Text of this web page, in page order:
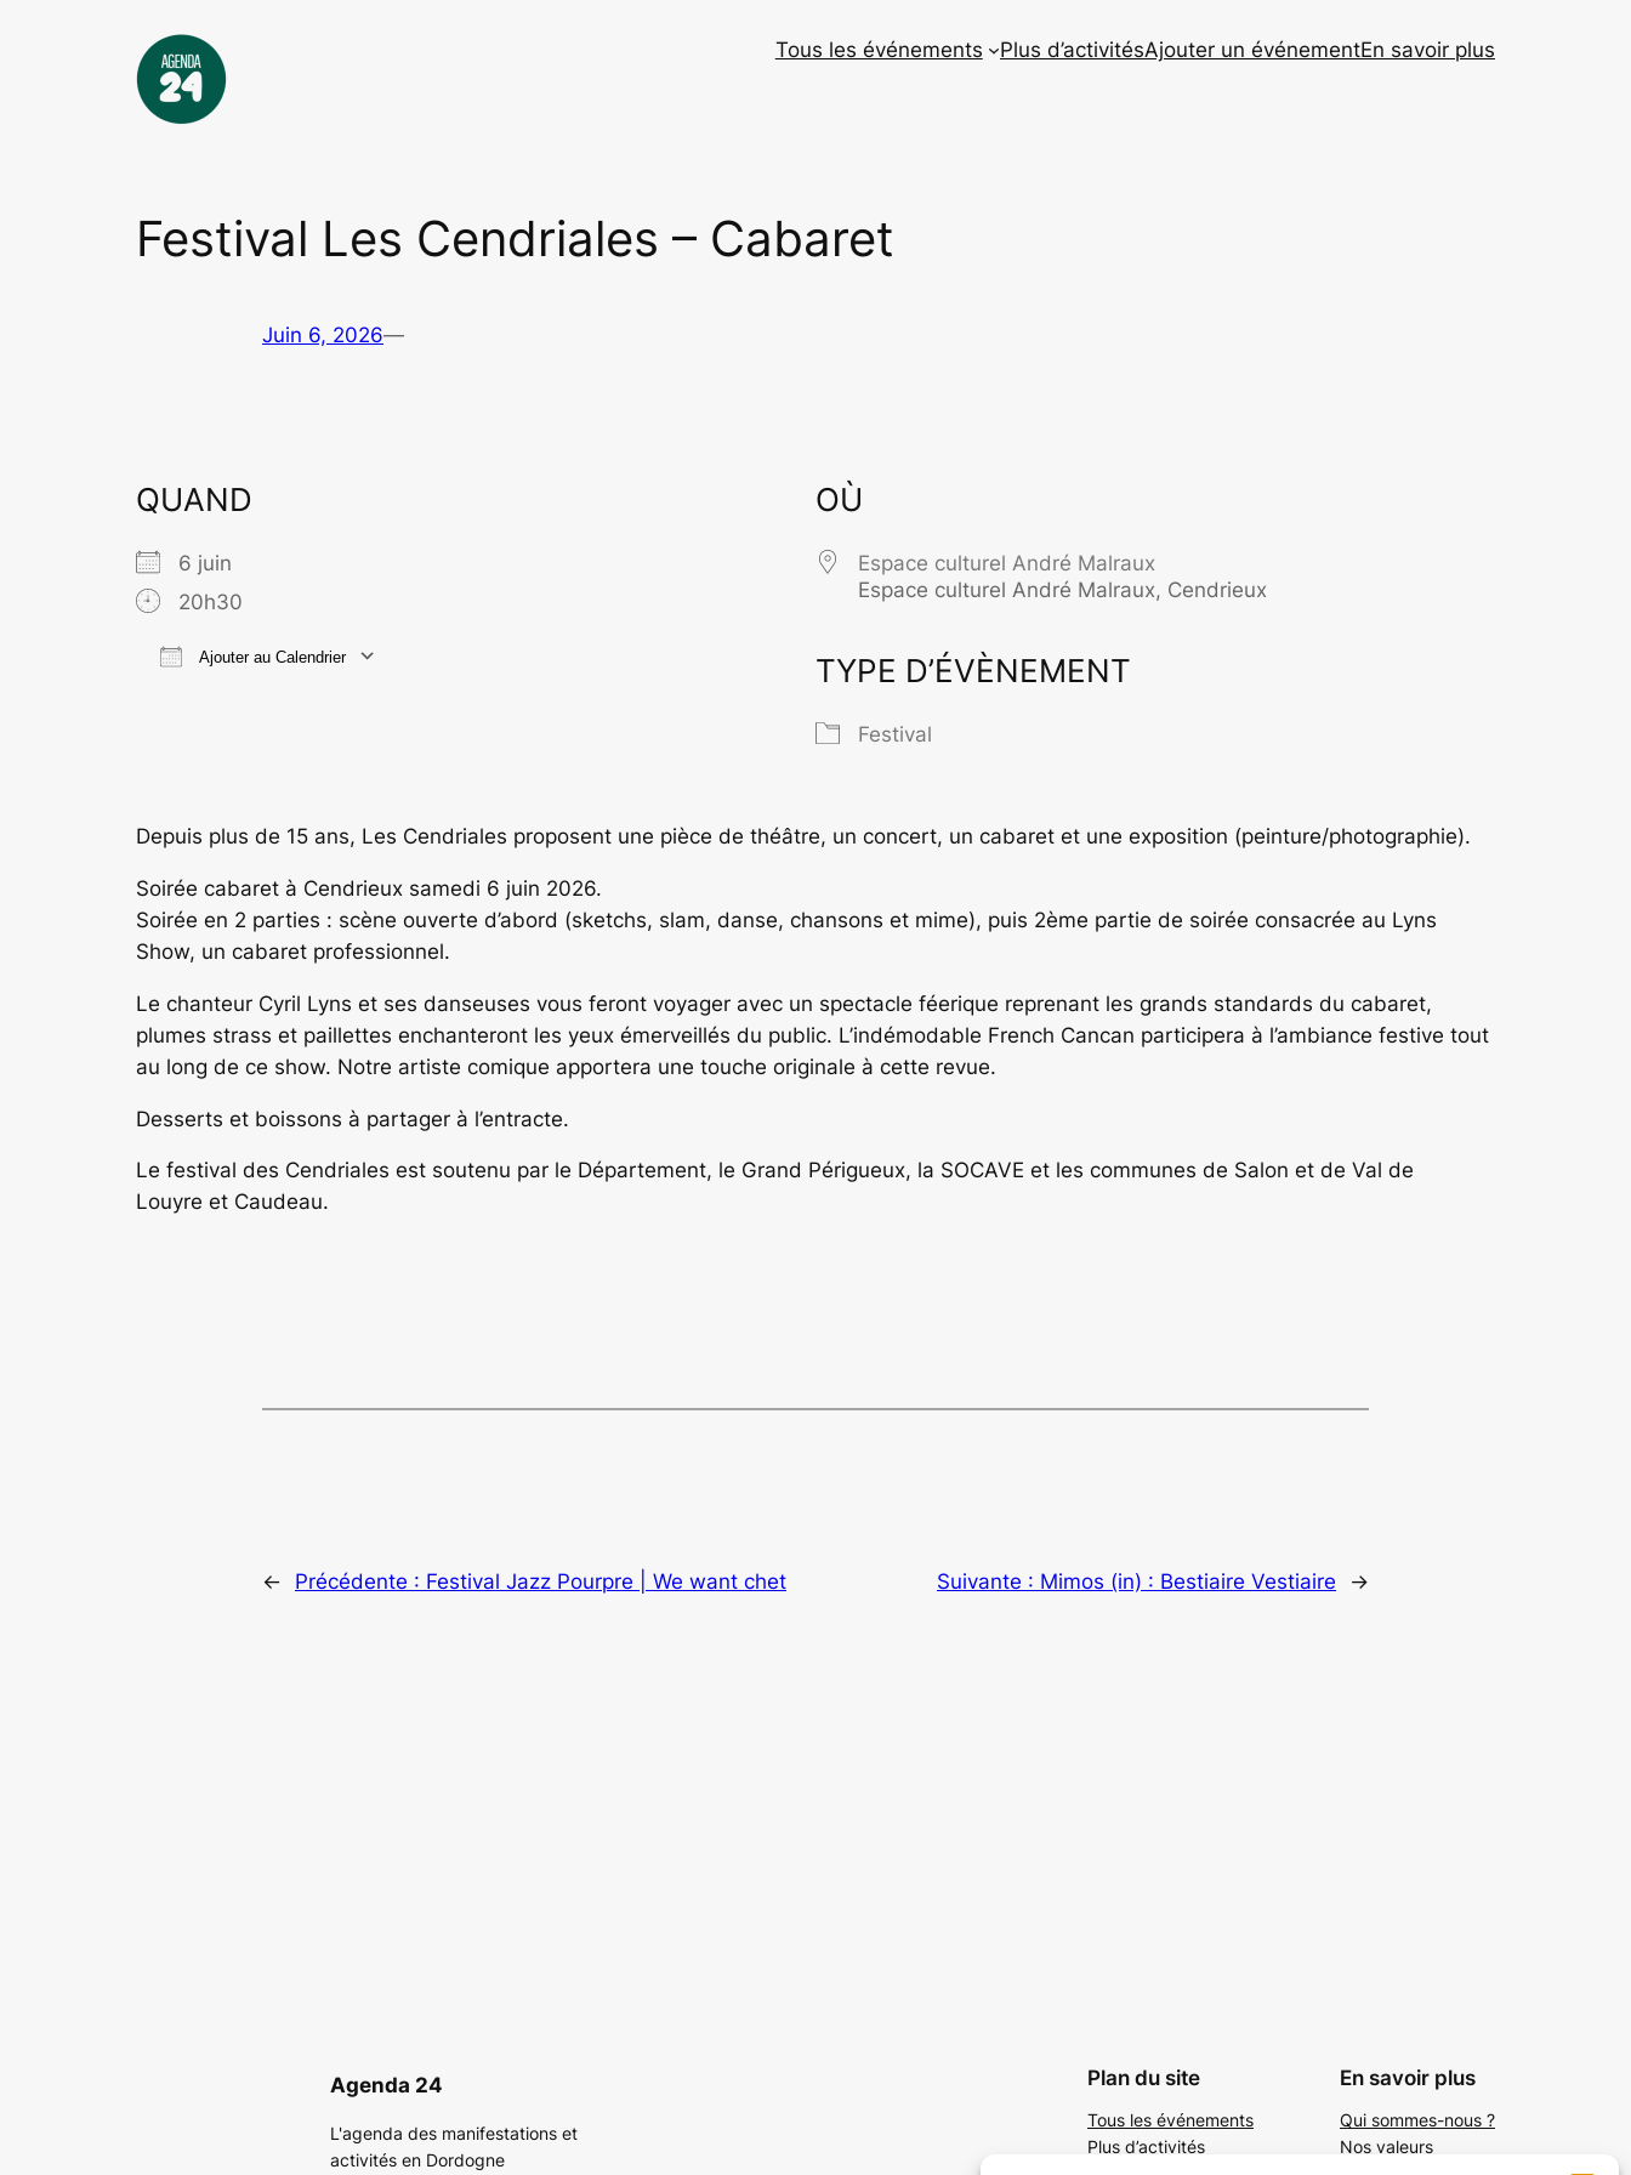
Tous les événements Plus d’activitésAjouter un événementEn savoir plus
Festival Les Cendriales – Cabaret
Juin 6, 2026—
QUAND
6 juin
20h30
Ajouter au Calendrier
OÙ
Espace culturel André Malraux
Espace culturel André Malraux, Cendrieux
TYPE D’ÉVÈNEMENT
Festival
Depuis plus de 15 ans, Les Cendriales proposent une pièce de théâtre, un concert, un cabaret et une exposition (peinture/photographie).
Soirée cabaret à Cendrieux samedi 6 juin 2026.
Soirée en 2 parties : scène ouverte d’abord (sketchs, slam, danse, chansons et mime), puis 2ème partie de soirée consacrée au Lyns
Show, un cabaret professionnel.
Le chanteur Cyril Lyns et ses danseuses vous feront voyager avec un spectacle féerique reprenant les grands standards du cabaret,
plumes strass et paillettes enchanteront les yeux émerveillés du public. L’indémodable French Cancan participera à l’ambiance festive tout
au long de ce show. Notre artiste comique apportera une touche originale à cette revue.
Desserts et boissons à partager à l’entracte.
Le festival des Cendriales est soutenu par le Département, le Grand Périgueux, la SOCAVE et les communes de Salon et de Val de
Louyre et Caudeau.
← Précédente : Festival Jazz Pourpre | We want chet Suivante : Mimos (in) : Bestiaire Vestiaire →
Agenda 24
L'agenda des manifestations et
activités en Dordogne
Plan du site
Tous les événements
Plus d’activités
En savoir plus
Qui sommes-nous ?
Nos valeurs